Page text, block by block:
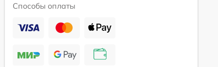
Способы оплаты